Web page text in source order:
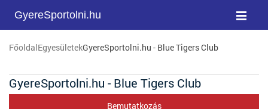
GyereSportolni.hu
FőoldalEgyesületekGyereSportolni.hu - Blue Tigers Club
GyereSportolni.hu - Blue Tigers Club
Bemutatkozás